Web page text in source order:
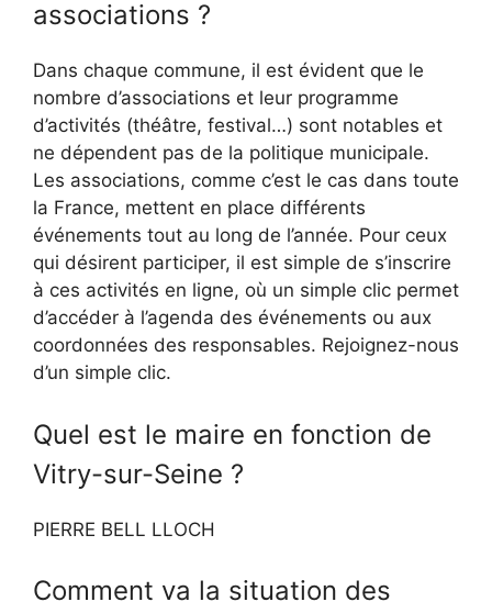
associations ?
Dans chaque commune, il est évident que le
nombre d’associations et leur programme
d’activités (théâtre, festival…) sont notables et
ne dépendent pas de la politique municipale.
Les associations, comme c’est le cas dans toute
la France, mettent en place différents
événements tout au long de l’année. Pour ceux
qui désirent participer, il est simple de s’inscrire
à ces activités en ligne, où un simple clic permet
d’accéder à l’agenda des événements ou aux
coordonnées des responsables. Rejoignez-nous
d’un simple clic.
Quel est le maire en fonction de
Vitry-sur-Seine ?
PIERRE BELL LLOCH
Comment va la situation des